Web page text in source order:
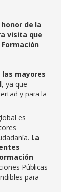
de la
visita que
mayores
, ya que
y para la
es
La
Públicas
para